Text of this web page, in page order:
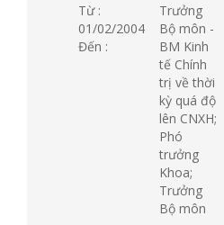
Từ :
01/02/2004
Đến :
Trưởng
Bộ môn -
BM Kinh
tế Chính
trị về thời
kỳ quá độ
lên CNXH;
Phó
trưởng
Khoa;
Trưởng
Bộ môn